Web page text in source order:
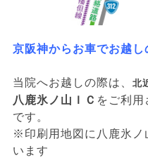
京阪神からお車でお越し
当院へお越しの際は、 北
八鹿氷ノ山ＩＣ をご利用
です。
※印刷用地図に八鹿氷ノ
います